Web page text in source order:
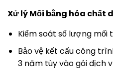
Xử lý Mối bằng hóa chất
Kiểm soát số lượng mối
Bảo vệ kết cấu công
3 năm tùy vào gói dịch